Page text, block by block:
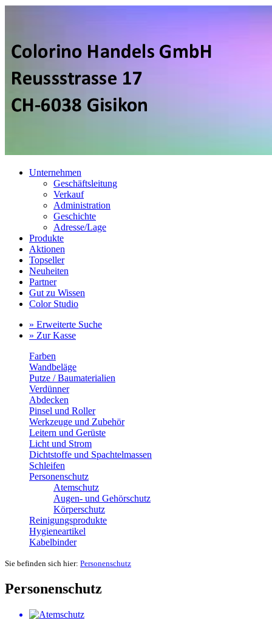
Unternehmen
Geschäftsleitung
Verkauf
Administration
Geschichte
Adresse/Lage
Produkte
Aktionen
Topseller
Neuheiten
Partner
Gut zu Wissen
Color Studio
» Erweiterte Suche
» Zur Kasse
Farben
Wandbeläge
Putze / Baumaterialien
Verdünner
Abdecken
Pinsel und Roller
Werkzeuge und Zubehör
Leitern und Gerüste
Licht und Strom
Dichtstoffe und Spachtelmassen
Schleifen
Personenschutz
Atemschutz
Augen- und Gehörschutz
Körperschutz
Reinigungsprodukte
Hygieneartikel
Kabelbinder
Sie befinden sich hier: Personenschutz
Personenschutz